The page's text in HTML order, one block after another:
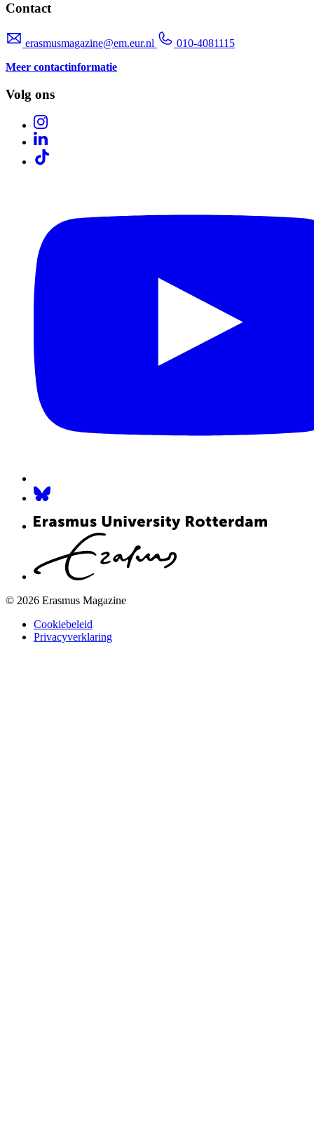
Contact
erasmusmagazine@em.eur.nl
010-4081115
Meer contactinformatie
Volg ons
© 2026 Erasmus Magazine
Cookiebeleid
Privacyverklaring